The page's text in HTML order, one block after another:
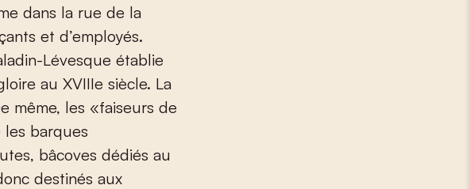
dans la rue de la
et d’employés.
Lévesque établie
au XVIIIe siècle. La
même, les «faiseurs de
barques
bâcoves dédiés au
destinés aux